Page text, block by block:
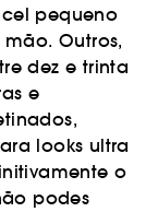
pequeno
Outros,
dez e trinta
e
looks ultra
o
podes